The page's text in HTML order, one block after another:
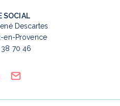
SOCIAL
Descartes
en-Provence
70 46